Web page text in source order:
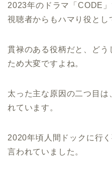
2023年のドラマ「CODE
視聴者からもハマり役とし
貫禄のある役柄だと、どう
ため大変ですよね。
太った主な原因の二つ目は
れています。
2020年頃人間ドックに行
言われていました。